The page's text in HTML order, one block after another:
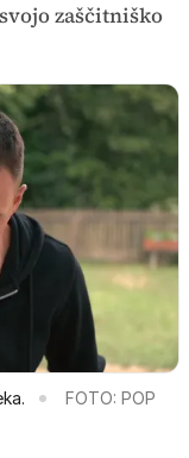
zaščitniško
FOTO: POP